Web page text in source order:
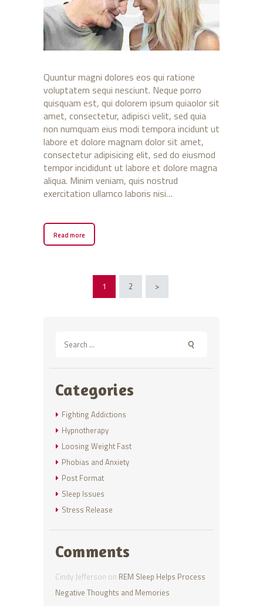
Quuntur magni dolores eos qui ratione
voluptatem sequi nesciunt. Neque porro
quisquam est, qui dolorem ipsum quiaolor sit
amet, consectetur, adipisci velit, sed quia
non numquam eius modi tempora incidunt ut
labore et dolore magnam dolor sit amet,
consectetur adipisicing elit, sed do eiusmod
tempor incididunt ut labore et dolore magna
aliqua. Minim veniam, quis nostrud
exercitation ullamco laboris nisi…
Read more
pagination
PAGE
1 PAGE
2 >
for:
Categories
Fighting Addictions
Hypnotherapy
Loosing Weight Fast
Phobias and Anxiety
Post Format
Sleep Issues
Stress Release
Comments
Cindy Jefferson on REM Sleep Helps Process
Negative Thoughts and Memories